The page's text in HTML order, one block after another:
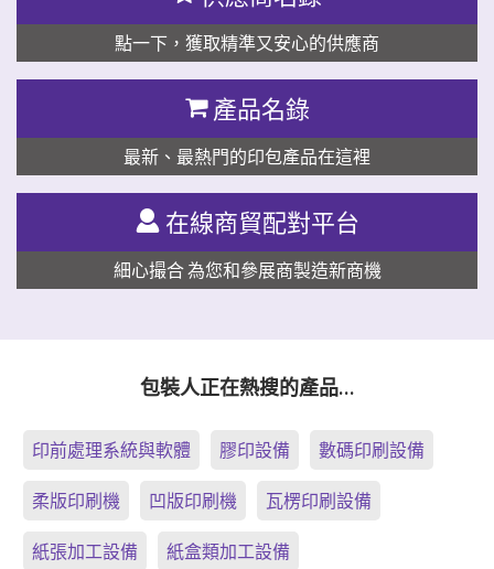
點一下，獲取精準又安心的供應商
產品名錄
最新、最熱門的印包產品在這裡
在線商貿配對平台
細心撮合 為您和參展商製造新商機
包裝人正在熱搜的產品…
印前處理系統與軟體 膠印設備 數碼印刷設備
柔版印刷機 凹版印刷機 瓦楞印刷設備
紙張加工設備 紙盒類加工設備